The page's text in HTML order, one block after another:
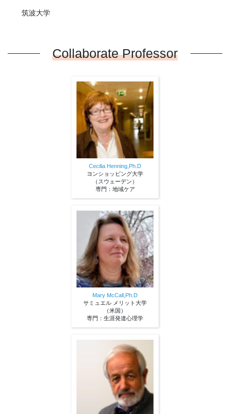
筑波大学
Collaborate Professor
Cecilia Henning,Ph.D
ヨンショッピング大学
（スウェーデン）
専門：地域ケア
Mary McCall,Ph.D
サミュエル メリット大学
（米国）
専門：生涯発達心理学